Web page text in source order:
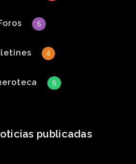
5
4
5
publicadas